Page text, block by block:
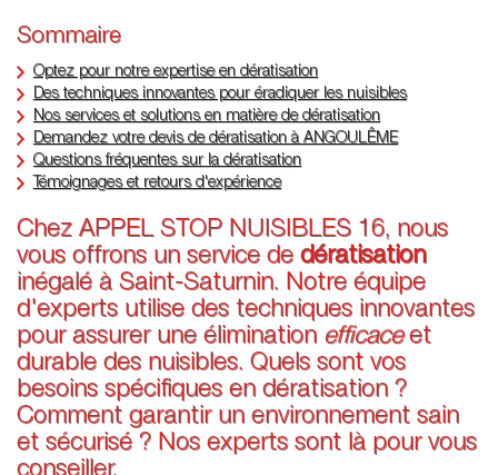
Sommaire
Optez pour notre expertise en dératisation
Des techniques innovantes pour éradiquer les nuisibles
Nos services et solutions en matière de dératisation
Demandez votre devis de dératisation à ANGOULÊME
Questions fréquentes sur la dératisation
Témoignages et retours d'expérience
Chez APPEL STOP NUISIBLES 16, nous
vous offrons un service de dératisation
inégalé à Saint-Saturnin. Notre équipe
d'experts utilise des techniques innovantes
pour assurer une élimination efficaceet
durable des nuisibles. Quels sont vos
besoins spécifiques en dératisation ?
Comment garantir un environnement sain
et sécurisé ? Nos experts sont là pour vous